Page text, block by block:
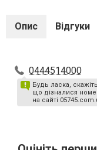
Опис Відгуки
0444514000
Будь ласка,
що дізналися
на сайті